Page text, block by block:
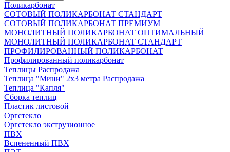
Поликарбонат
СОТОВЫЙ ПОЛИКАРБОНАТ СТАНДАРТ
СОТОВЫЙ ПОЛИКАРБОНАТ ПРЕМИУМ
МОНОЛИТНЫЙ ПОЛИКАРБОНАТ ОПТИМАЛЬНЫЙ
МОНОЛИТНЫЙ ПОЛИКАРБОНАТ СТАНДАРТ
ПРОФИЛИРОВАННЫЙ ПОЛИКАРБОНАТ
Профилированный поликарбонат
Теплицы Распродажа
Теплица "Мини" 2х3 метра Распродажа
Теплица "Капля"
Сборка теплиц
Пластик листовой
Оргстекло
Оргстекло экструзионное
ПВХ
Вспененный ПВХ